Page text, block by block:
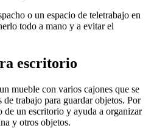
o un espacio de teletrabajo en
todo a mano y a evitar el
escritorio
mueble con varios cajones que se
trabajo para guardar objetos. Por
de un escritorio y ayuda a organizar
y otros objetos.